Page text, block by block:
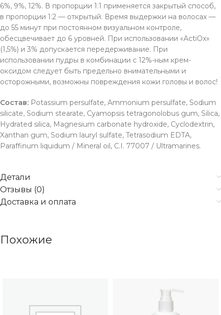
6%, 9%, 12%. В пропорции 1:1 применяется закрытый способ,
в пропорции 1:2 — открытый. Время выдержки на волосах —
до 55 минут при постоянном визуальном контроле,
обесцвечивает до 6 уровней. При использовании «ActiOx»
(1,5%) и 3% допускается передерживание. При
использовании пудры в комбинации с 12%-ным крем-
оксидом следует быть предельно внимательными и
осторожными, возможны повреждения кожи головы и волос!
Состав: Potassium persulfate, Ammonium persulfate, Sodium
silicate, Sodium stearate, Cyamopsis tetragonolobus gum, Silica,
Hydrated silica, Magnesium carbonate hydroxide, Cyclodextrin,
Xanthan gum, Sodium lauryl sulfate, Tetrasodium EDTA,
Paraffinum liquidum / Mineral oil, C.I. 77007 / Ultramarines.
Детали
Отзывы (0)
Доставка и оплата
Похожие